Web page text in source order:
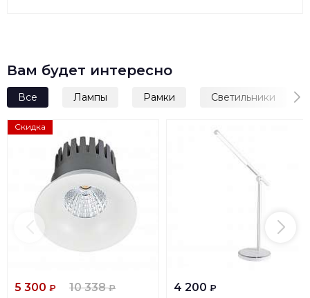
Вам будет интересно
Все Лампы Рамки Светильники
Скидка
5 300 ₽ 10 338₽ 4 200 ₽